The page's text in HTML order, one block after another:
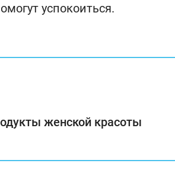
успокоиться.
женской красоты